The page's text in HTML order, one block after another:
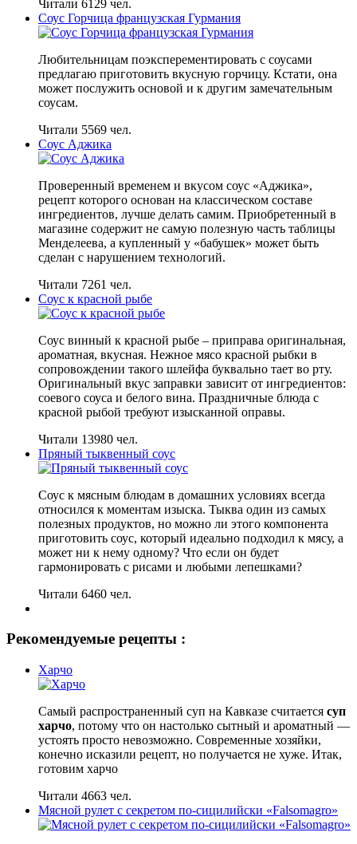
Читали 6129 чел.
Соус Горчица французская Гурмания
Любительницам поэксперементировать с соусами
предлагаю приготовить вкусную горчицу. Кстати, она
может послужить основой и к другим замечательным
соусам.
Читали 5569 чел.
Соус Аджика
Проверенный временем и вкусом соус «Аджика»,
рецепт которого основан на классическом составе
ингредиентов, лучше делать самим. Приобретенный в
магазине содержит не самую полезную часть таблицы
Менделеева, а купленный у «бабушек» может быть
сделан с нарушением технологий.
Читали 7261 чел.
Соус к красной рыбе
Соус винный к красной рыбе – приправа оригинальная,
ароматная, вкусная. Нежное мясо красной рыбки в
сопровождении такого шлейфа буквально тает во рту.
Оригинальный вкус заправки зависит от ингредиентов:
соевого соуса и белого вина. Праздничные блюда с
красной рыбой требуют изысканной оправы.
Читали 13980 чел.
Пряный тыквенный соус
Соус к мясным блюдам в домашних условиях всегда
относился к моментам изыска. Тыква один из самых
полезных продуктов, но можно ли этого компонента
приготовить соус, который идеально подходил к мясу, а
может ни к нему одному? Что если он будет
гармонировать с рисами и любыми лепешками?
Читали 6460 чел.
Рекомендуемые рецепты :
Харчо
Самый распространенный суп на Кавказе считается суп
харчо, потому что он настолько сытный и ароматный —
устоять просто невозможно. Современные хозяйки,
конечно исказили рецепт, но получается не хуже. Итак,
готовим харчо
Читали 4663 чел.
Мясной рулет с секретом по-сицилийски «Falsomagro»